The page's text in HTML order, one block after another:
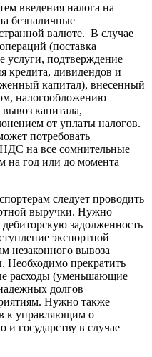
введения налога на
безналичные
валюте. В случае
(поставка
услуги, подтверждение
кредита, дивидендов и
капитал), внесенный
налогообложению
капитала,
от уплаты налогов.
потребовать
на все сомнительные
на год или до момента
следует проводить
выручки. Нужно
задолженность
экспортной
незаконного вывоза
Необходимо прекратить
расходы (уменьшающие
долгов
Нужно также
к управляющим о
государству в случае